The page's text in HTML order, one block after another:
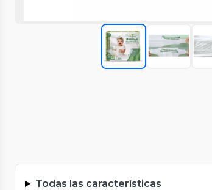
Todas las características